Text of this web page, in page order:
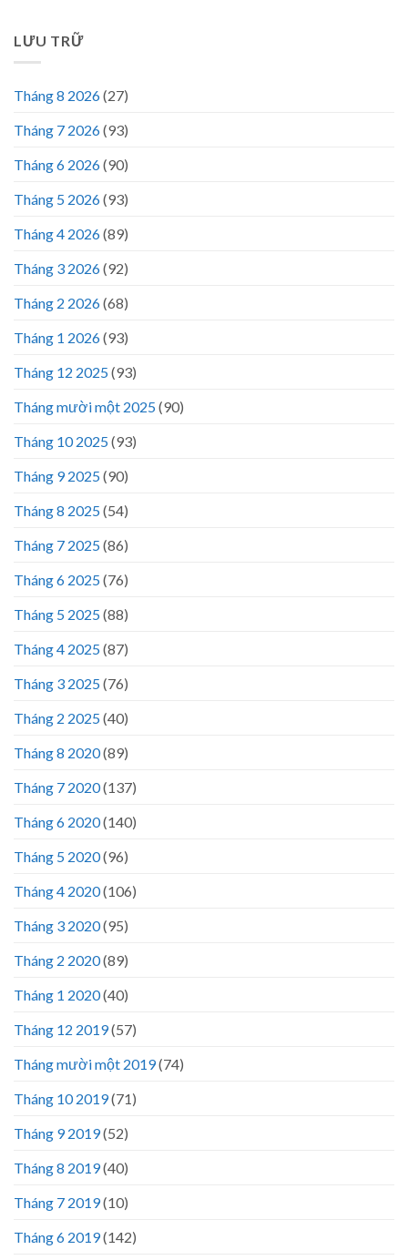
LƯU TRỮ
Tháng 8 2026(27)
Tháng 7 2026(93)
Tháng 6 2026(90)
Tháng 5 2026(93)
Tháng 4 2026(89)
Tháng 3 2026(92)
Tháng 2 2026(68)
Tháng 1 2026(93)
Tháng 12 2025(93)
Tháng mười một 2025(90)
Tháng 10 2025(93)
Tháng 9 2025(90)
Tháng 8 2025(54)
Tháng 7 2025(86)
Tháng 6 2025(76)
Tháng 5 2025(88)
Tháng 4 2025(87)
Tháng 3 2025(76)
Tháng 2 2025(40)
Tháng 8 2020(89)
Tháng 7 2020(137)
Tháng 6 2020(140)
Tháng 5 2020(96)
Tháng 4 2020(106)
Tháng 3 2020(95)
Tháng 2 2020(89)
Tháng 1 2020(40)
Tháng 12 2019(57)
Tháng mười một 2019(74)
Tháng 10 2019(71)
Tháng 9 2019(52)
Tháng 8 2019(40)
Tháng 7 2019(10)
Tháng 6 2019(142)